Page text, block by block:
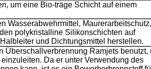
um eine Bio-träge Schicht auf einem
Wasserabwehrmittel,
polykristalline Silikonschichten auf
und Dichtungsmittel herstellen.
Überschallverbrennung Ramjets benutzt,
Da er unter Verwendung des